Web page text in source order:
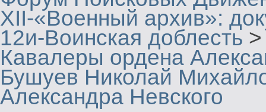
XII-«Военный архив»:
12и-Воинская доблесть >
Кавалеры ордена
Бушуев Николай
Александра Невского